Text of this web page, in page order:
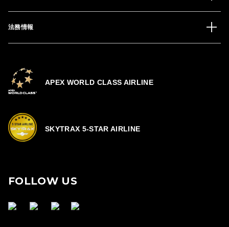
法務情報
APEX WORLD CLASS AIRLINE
SKYTRAX 5-STAR AIRLINE
FOLLOW US